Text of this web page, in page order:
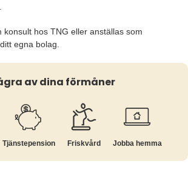
konsult hos TNG eller anställas som
egna bolag.
av dina förmåner
Tjänste­pension Friskvård Jobba hemma